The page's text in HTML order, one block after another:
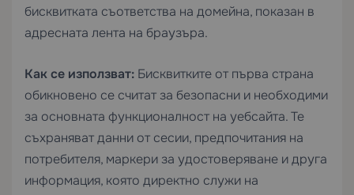
бисквитката съответства на домейна, показан в
адресната лента на браузъра.
Как се използват: Бисквитките от първа страна
обикновено се считат за безопасни и необходими
за основната функционалност на уебсайта. Те
съхраняват данни от сесии, предпочитания на
потребителя, маркери за удостоверяване и друга
информация, която директно служи на